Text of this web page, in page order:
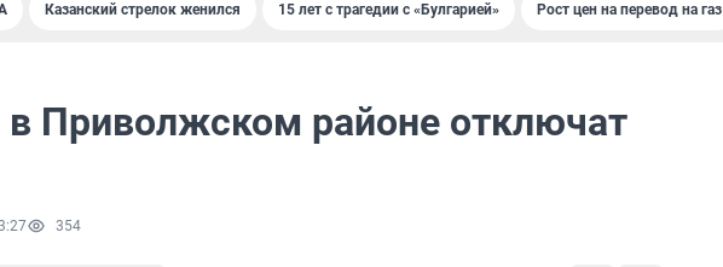
Казанский стрелок женился 15 лет с трагедии с «Булгарией» Рост цен на перевод на газ
в Приволжском районе отключат
354